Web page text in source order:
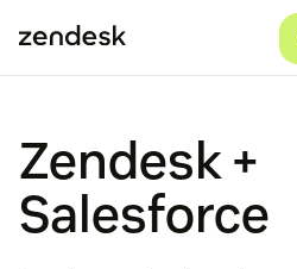
Zendesk +
Salesforce